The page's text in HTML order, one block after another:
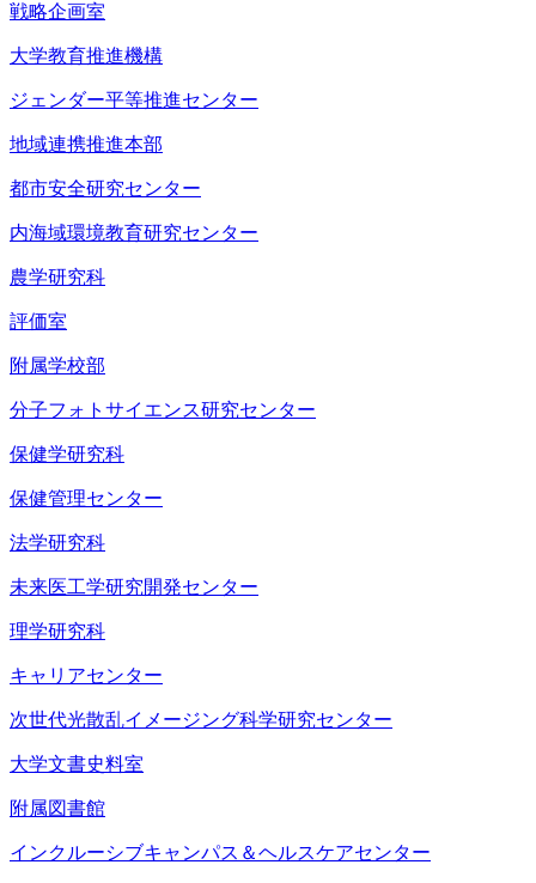
戦略企画室
大学教育推進機構
ジェンダー平等推進センター
地域連携推進本部
都市安全研究センター
内海域環境教育研究センター
農学研究科
評価室
附属学校部
分子フォトサイエンス研究センター
保健学研究科
保健管理センター
法学研究科
未来医工学研究開発センター
理学研究科
キャリアセンター
次世代光散乱イメージング科学研究センター
大学文書史料室
附属図書館
インクルーシブキャンパス＆ヘルスケアセンター